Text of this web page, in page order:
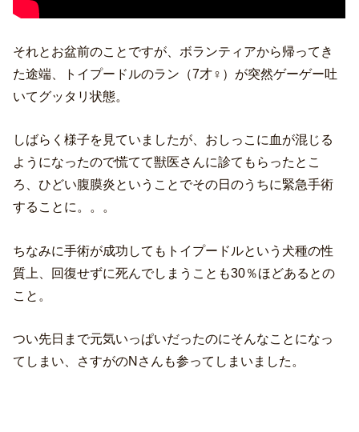
それとお盆前のことですが、ボランティアから帰ってき
た途端、トイプードルのラン（7才♀）が突然ゲーゲー吐
いてグッタリ状態。
しばらく様子を見ていましたが、おしっこに血が混じる
ようになったので慌てて獣医さんに診てもらったとこ
ろ、ひどい腹膜炎ということでその日のうちに緊急手術
することに。。。
ちなみに手術が成功してもトイプードルという犬種の性
質上、回復せずに死んでしまうことも30％ほどあるとの
こと。
つい先日まで元気いっぱいだったのにそんなことになっ
てしまい、さすがのNさんも参ってしまいました。